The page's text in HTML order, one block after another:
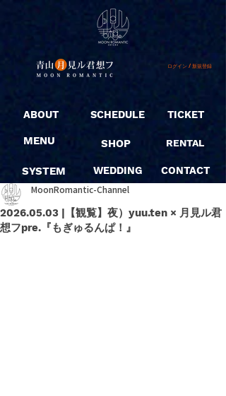
ログイン / 新規登録
ABOUT
MENU
SYSTEM
SCHEDULE
SHOP
WEDDING
TICKET
RENTAL
CONTACT
2026.05.03 |【観覧】夜）yuu.ten × 月見ル君
想フpre.『もぎゅるんぱ！』
MoonRomantic-Channel